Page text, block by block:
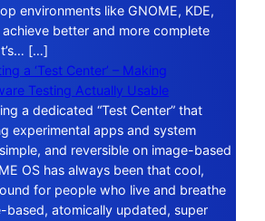
environments like GNOME, KDE,
better and more complete
[…]
a ‘Test Center’ – Making
Testing Actually Usable
a dedicated “Test Center” that
experimental apps and system
and reversible on image-based
OS has always been that cool,
for people who live and breathe
based, atomically updated, super